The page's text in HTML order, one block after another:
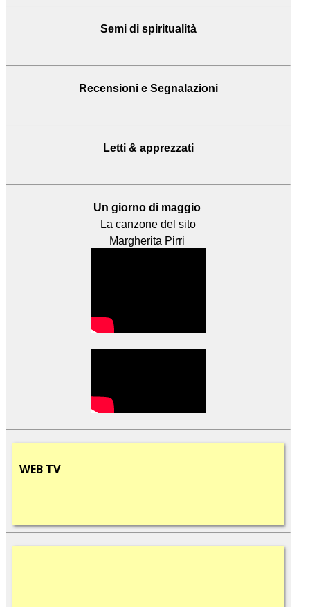
Semi di spiritualità
Recensioni e Segnalazioni
Letti & apprezzati
Un giorno di maggio
La canzone del sito
Margherita Pirri
WEB TV